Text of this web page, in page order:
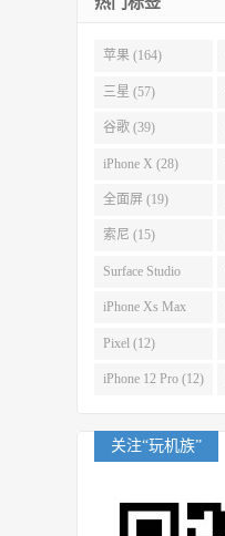
苹果 (164)
三星 (57)
谷歌 (39)
iPhone X (28)
全面屏 (19)
索尼 (15)
Surface Studio
(14)
iPhone Xs Max
(14)
Pixel (12)
iPhone 12 Pro (12)
关注“玩机族”